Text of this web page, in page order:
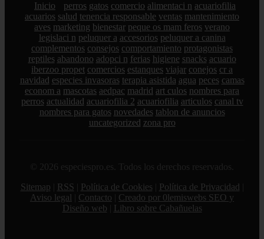
Inicio perros gatos comercio alimentaci n acuariofilia
acuarios salud tenencia responsable ventas mantenimiento
aves marketing bienestar peque os mam feros verano
legislaci n peluquer a accesorios peluquer a canina
complementos consejos comportamiento protagonistas
reptiles abandono adopci n ferias higiene snacks acuario
iberzoo propet comercios estanques viajar conejos cr a
navidad especies invasoras terapia asistida agua peces camas
econom a mascotas aedpac madrid art culos nombres para
perros actualidad acuariofilia 2 acuariofilia articulos canal tv
nombres para gatos novedades tablon de anuncios
uncategorized zona pro
© 2026 especiespro.es. Todos los derechos reservados.
Sitemap
RSS Política de Cookies Política de Privacidad
Aviso legal
Contacto
Creado por 0lemiswebs SEO y
Diseño web
Libro sobre Cabañuelas